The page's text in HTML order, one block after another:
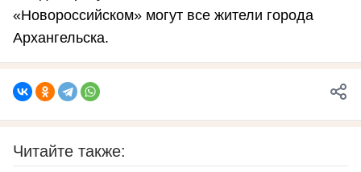
«Новороссийском» могут все жители города
Архангельска.
Читайте также: